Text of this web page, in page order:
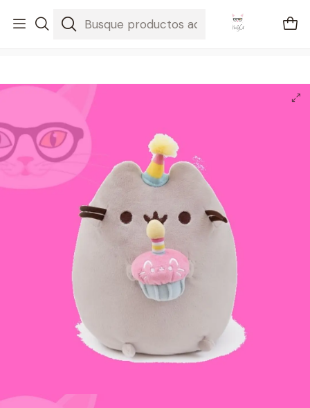
🚐 Envíos Nacionales gratis en compras mayores a $2100